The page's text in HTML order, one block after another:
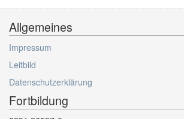
Allgemeines
Impressum
Leitbild
Datenschutzerklärung
Fortbildung